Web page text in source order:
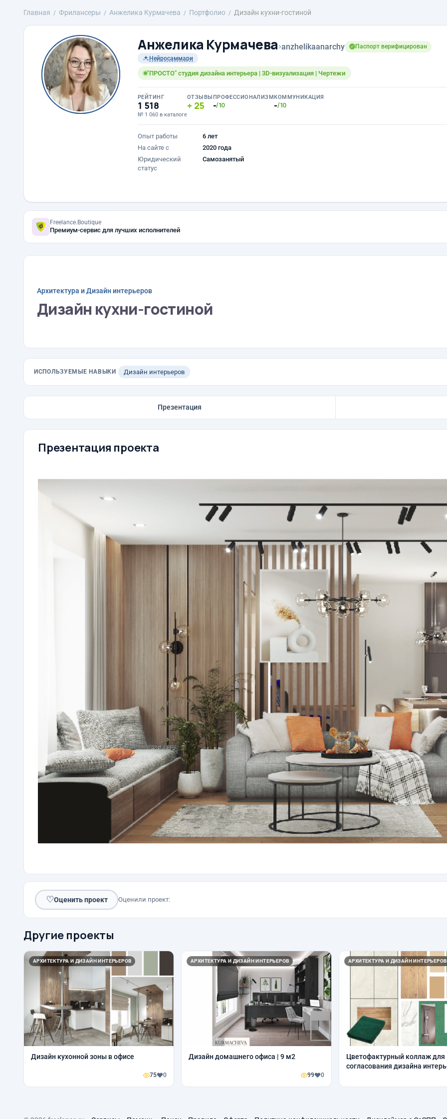
Главная Фрилансеры Анжелика Курмачева Портфолио Дизайн кухни-гостиной
Анжелика Курмачева›anzhelikaanarchy
Паспорт верифицирован
Нейросаммари
"ПРОСТО" студия дизайна интерьера | 3D-визуализация | Чертежи
РЕЙТИНГ
1 518
№ 1 060 в каталоге
ОТЗЫВЫ
25
ПРОФЕССИОНАЛИЗМ
-/10
КОММУНИКАЦИЯ
-/10
Опыт работы
6 лет
На сайте с
2020 года
Юридический
статус
Самозанятый
Freelance.Boutique
Премиум-сервис для лучших исполнителей
Архитектура и Дизайн интерьеров
Дизайн кухни-гостиной
ИСПОЛЬЗУЕМЫЕ НАВЫКИ Дизайн интерьеров
Презентация
Презентация проекта
♡Оценить проект Оценили проект:
Другие проекты
АРХИТЕКТУРА И ДИЗАЙН ИНТЕРЬЕРОВ
Дизайн кухонной зоны в офисе
75 0
АРХИТЕКТУРА И ДИЗАЙН ИНТЕРЬЕРОВ
Дизайн домашнего офиса | 9 м2
99 0
АРХИТЕКТУРА И ДИЗАЙН ИНТЕРЬЕРОВ
Цветофактурный коллаж для
согласования дизайна